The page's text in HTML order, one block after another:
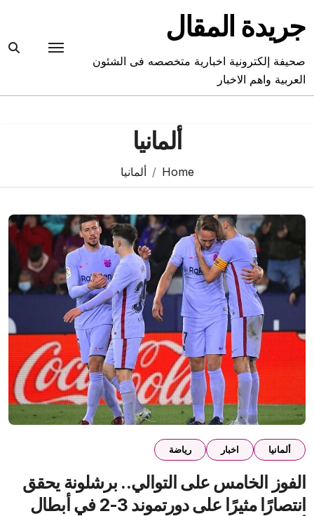
content
جريدة المقال
صحيفة إلكترونية اخبارية متخصصه فى الشئون
العربية واهم الاخبار
ألمانيا
Home ألمانيا
ألمانيا اخبار رياضة
الفوز الخامس على التوالي.. برشلونة يحقق
انتصارًا مثيرًا على دورتموند 3-2 في أبطال